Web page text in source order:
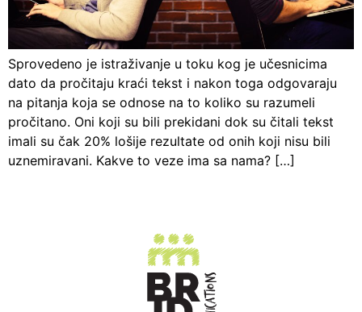
Sprovedeno je istraživanje u toku kog je učesnicima
dato da pročitaju kraći tekst i nakon toga odgovaraju
na pitanja koja se odnose na to koliko su razumeli
pročitano. Oni koji su bili prekidani dok su čitali tekst
imali su čak 20% lošije rezultate od onih koji nisu bili
uznemiravani. Kakve to veze ima sa nama? […]